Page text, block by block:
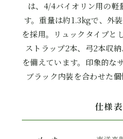
は、4/4バイオリン用の軽
す。重量は約1.3kgで、外
を採用。リュックタイプと
ストラップ2本、弓2本収
を備えています。印象的な
ブラック内装を合わせた個
仕様表